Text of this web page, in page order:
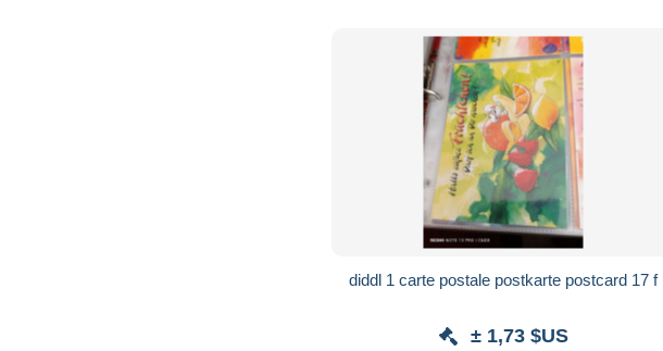
diddl 1 carte postale postkarte postcard 17 f
± 1,73 $US